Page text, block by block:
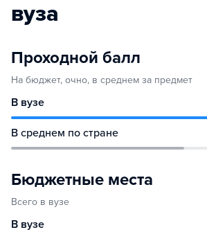
вуза
Проходной балл
На бюджет, очно, в среднем за предмет
В вузе
В среднем по стране
Бюджетные места
Всего в вузе
В вузе